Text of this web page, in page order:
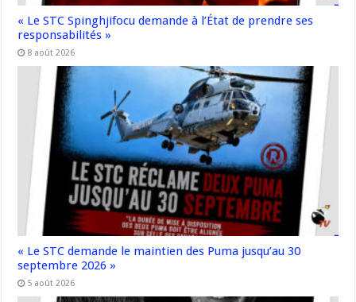
« Le STC Spinghjifocu demande à l’État de prendre ses
responsabilités »
8 août 2026
« Le STC demande le maintien des Puma jusqu’au 30
septembre 2026 »
5 août 2026